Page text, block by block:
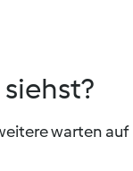
warten auf